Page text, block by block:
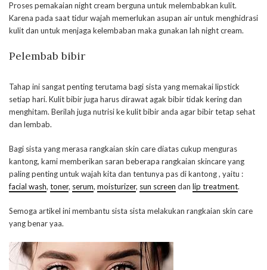
Proses pemakaian night cream berguna untuk melembabkan kulit.
Karena pada saat tidur wajah memerlukan asupan air untuk menghidrasi
kulit dan untuk menjaga kelembaban maka gunakan lah night cream.
Pelembab bibir
Tahap ini sangat penting terutama bagi sista yang memakai lipstick
setiap hari. Kulit bibir juga harus dirawat agak bibir tidak kering dan
menghitam. Berilah juga nutrisi ke kulit bibir anda agar bibir tetap sehat
dan lembab.
Bagi sista yang merasa rangkaian skin care diatas cukup menguras
kantong, kami memberikan saran beberapa rangkaian skincare yang
paling penting untuk wajah kita dan tentunya pas di kantong , yaitu :
facial wash, toner, serum, moisturizer, sun screen dan lip treatment.
Semoga artikel ini membantu sista sista melakukan rangkaian skin care
yang benar yaa.